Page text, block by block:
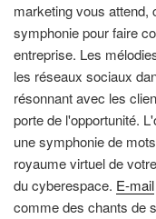
marketing vous attend,
symphonie pour faire
entreprise. Les
les réseaux sociaux
résonnant avec les
porte de l'opportunité.
une symphonie de
royaume virtuel de
du cyberespace. E-mail
comme des chants de